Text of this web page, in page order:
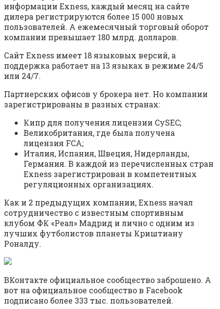
информации Exness, каждый месяц на сайте
дилера регистрируются более 15 000 новых
пользователей. А ежемесячный торговый оборот
компании превышает 180 млрд. долларов.
Сайт Exness имеет 18 языковых версий, а
поддержка работает на 13 языках в режиме 24/5
или 24/7.
Партнерских офисов у брокера нет. Но компании
зарегистрированы в разных странах:
Кипр для получения лицензии CySEC;
Великобритания, где была получена
лицензия FCA;
Италия, Испания, Швеция, Нидерланды,
Германия. В каждой из перечисленных стран
Exness зарегистрирован в компетентных
регуляционных организациях.
Как и 2 предыдущих компании, Exness начал
сотрудничество с известным спортивным
клубом ФК «Реал» Мадрид и лично с одним из
лучших футболистов планеты Криштиану
Роналду.
ВКонтакте официальное сообщество заброшено. А
вот на официальное сообщество в Facebook
подписано более 333 тыс. пользователей.